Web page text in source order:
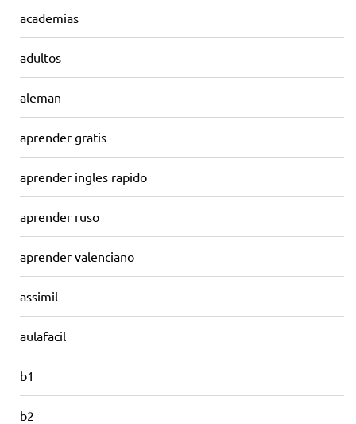
academias
adultos
aleman
aprender gratis
aprender ingles rapido
aprender ruso
aprender valenciano
assimil
aulafacil
b1
b2